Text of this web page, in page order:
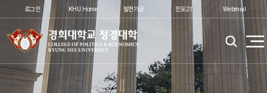
로그인 KHU Home 발전기금 인포21 Webmail